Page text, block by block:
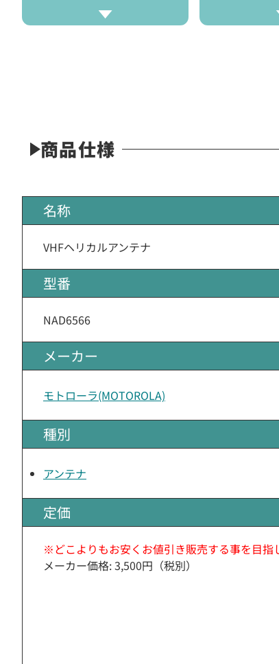
商品仕様
名称
VHFヘリカルアンテナ
型番
NAD6566
メーカー
モトローラ(MOTOROLA)
種別
アンテナ
定価
※どこよりもお安くお値引き販売する事を目
メーカー価格: 3,500円（税別）